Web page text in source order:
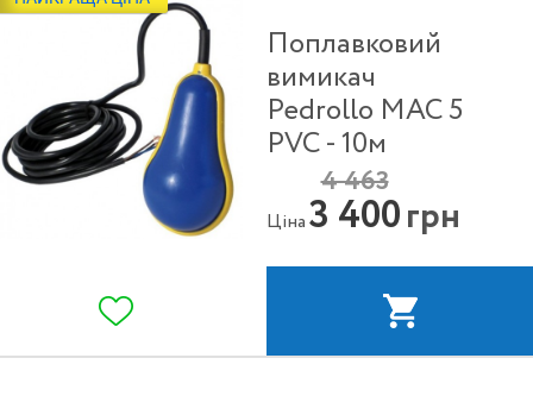
Поплавковий
вимикач
Pedrollo MAC 5
PVC - 10м
Ціна
4 463
3 400грн